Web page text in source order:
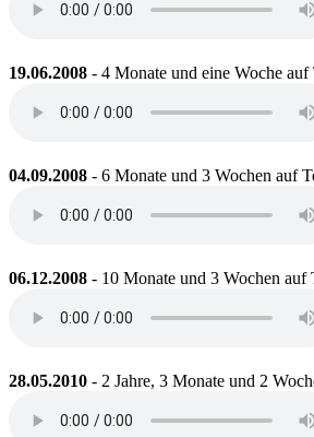
19.06.2008 - 4 Monate und eine Woche auf
04.09.2008 - 6 Monate und 3 Wochen auf
06.12.2008 - 10 Monate und 3 Wochen auf
28.05.2010 - 2 Jahre, 3 Monate und 2